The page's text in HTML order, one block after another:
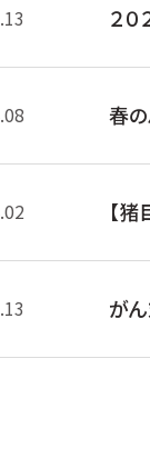
２
春
【
が